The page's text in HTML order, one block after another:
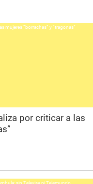
por criticar a las